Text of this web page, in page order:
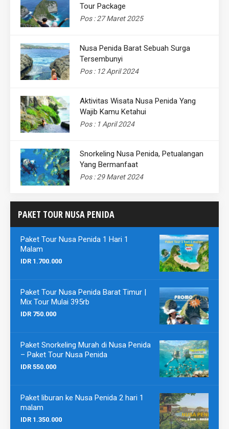
Tour Package
Pos : 27 Maret 2025
Nusa Penida Barat Sebuah Surga
Tersembunyi
Pos : 12 April 2024
Aktivitas Wisata Nusa Penida Yang
Wajib Kamu Ketahui
Pos : 1 April 2024
Snorkeling Nusa Penida, Petualangan
Yang Bermanfaat
Pos : 29 Maret 2024
PAKET TOUR NUSA PENIDA
Paket Tour Nusa Penida 1 Hari 1
Malam
IDR 1.700.000
Paket Tour Nusa Penida Barat Timur |
Mix Tour Mulai 395rb
IDR 750.000
Paket Snorkeling Murah di Nusa Penida
– Paket Tour Nusa Penida
IDR 550.000
Paket liburan ke Nusa Penida 2 hari 1
malam
IDR 1.350.000